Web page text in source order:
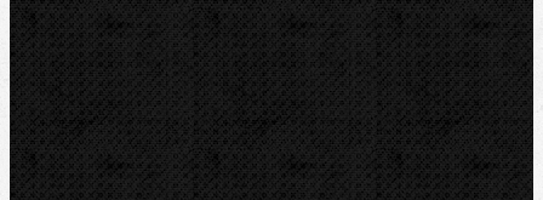
Navrtávací soupravy
SDS-plus a SDS-max-Nástroje
Vrtací bimetalové sady a stroje
Vrtací bimetalové korunky
Vrtací diamantové korunky